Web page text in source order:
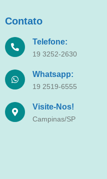
Contato
Telefone:
19 3252-2630
Whatsapp:
19 2519-6555
Visite-Nos!
Campinas/SP